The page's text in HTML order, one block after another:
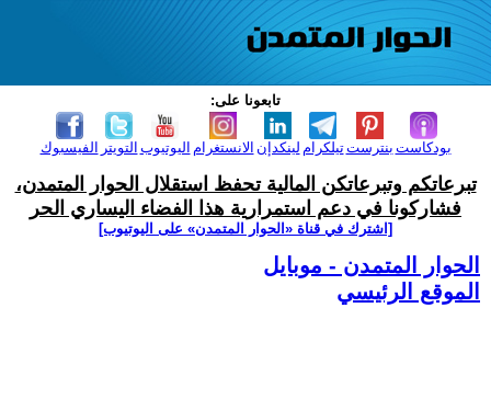
تابعونا على:
الفيسبوك التويتر اليوتيوب الانستغرام لينكدإن تيلكرامبنترست بودكاست
تبرعاتكم وتبرعاتكن المالية تحفظ استقلال الحوار المتمدن،
فشاركونا في دعم استمرارية هذا الفضاء اليساري الحر
[اشترك في قناة ‫«الحوار المتمدن» على اليوتيوب]
الحوار المتمدن - موبايل
الموقع الرئيسي